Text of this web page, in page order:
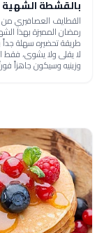
بالقشطة الشهية
القطايف العصافيري من
رمضان المميزة بهذا
طريقة تحضيره سهلة
لا يقلى ولا يشوى، فقط
وزينيه وسيكون جاهزاً